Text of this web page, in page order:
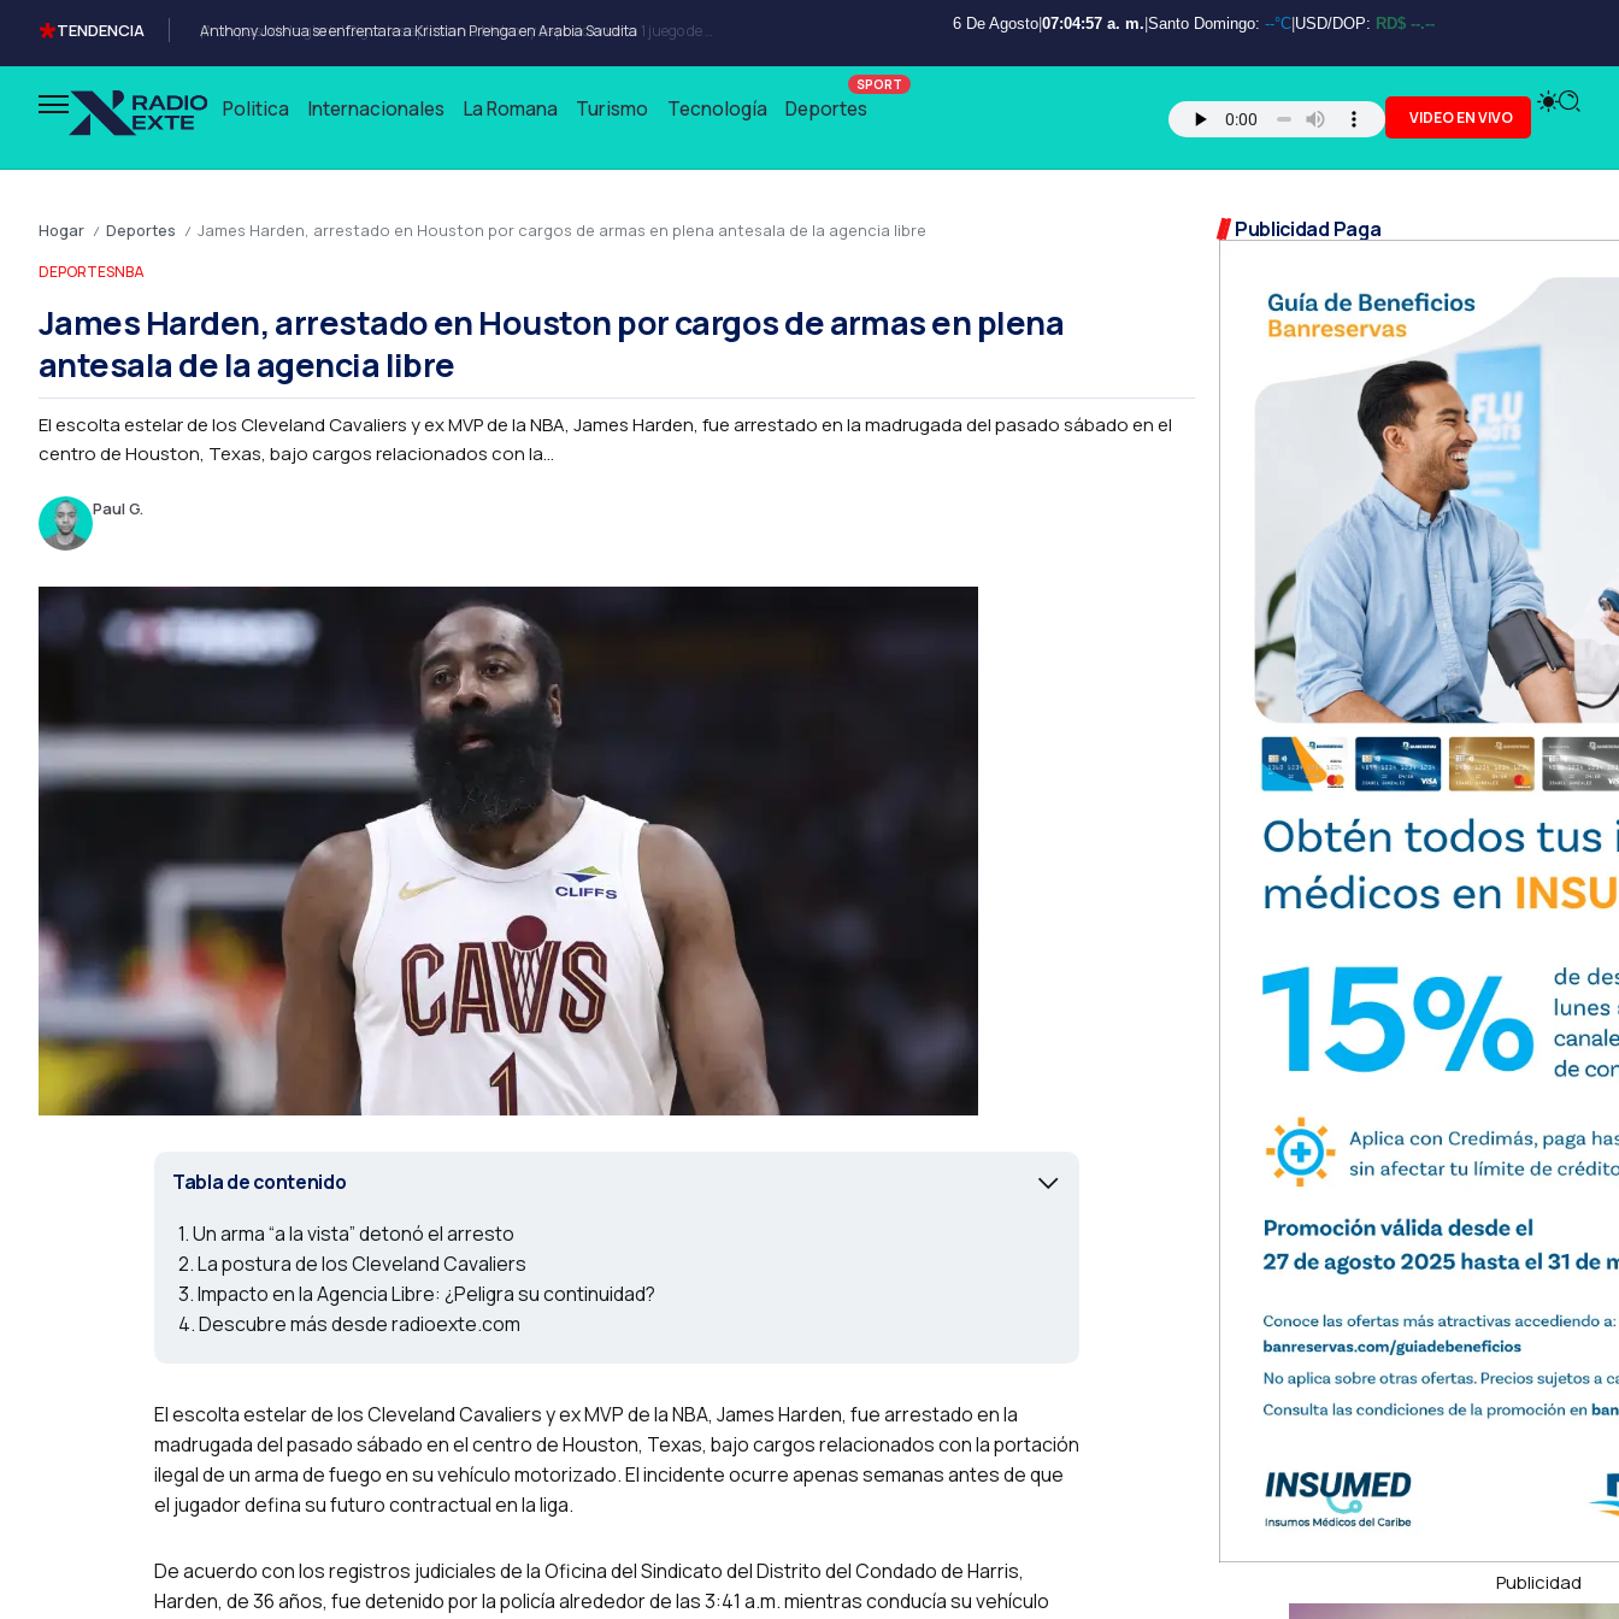
TENDENCIA Anthony Joshua se enfrentara a Kristian Prenga en Arabia Saudita 6 De Agosto| 07:04:58 a. m. Santo Domingo: --°C| USD/DOP: RD$ --.--
Politica Internacionales La Romana Turismo Tecnología Deportes VIDEO EN VIVO
Hogar / Deportes / James Harden, arrestado en Houston por cargos de armas en plena antesala de la agencia libre
DEPORTESNBA
James Harden, arrestado en Houston por cargos de armas en plena
antesala de la agencia libre
El escolta estelar de los Cleveland Cavaliers y ex MVP de la NBA, James Harden, fue arrestado en la madrugada del pasado sábado en el
centro de Houston, Texas, bajo cargos relacionados con la...
Paul G.
Tabla de contenido
Un arma “a la vista” detonó el arresto
La postura de los Cleveland Cavaliers
Impacto en la Agencia Libre: ¿Peligra su continuidad?
Descubre más desde radioexte.com
El escolta estelar de los Cleveland Cavaliers y ex MVP de la NBA, James Harden, fue arrestado en la
madrugada del pasado sábado en el centro de Houston, Texas, bajo cargos relacionados con la portación
ilegal de un arma de fuego en su vehículo motorizado. El incidente ocurre apenas semanas antes de que
el jugador defina su futuro contractual en la liga.
De acuerdo con los registros judiciales de la Oficina del Sindicato del Distrito del Condado de Harris,
Harden, de 36 años, fue detenido por la policía alrededor de las 3:41 a.m. mientras conducía su vehículo
Publicidad Paga
Publicidad